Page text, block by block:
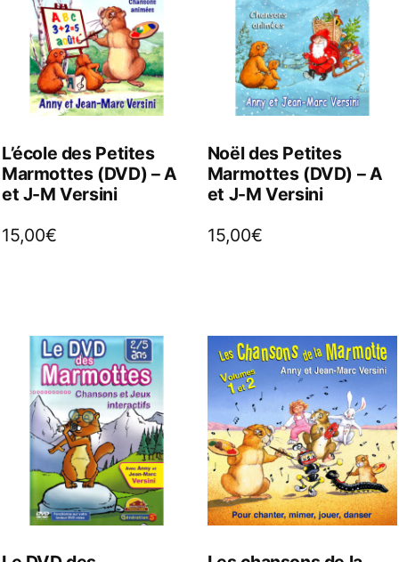
L’école des Petites
Marmottes (DVD) – A
et J-M Versini
15,00€
Noël des Petites
Marmottes (DVD) – A
et J-M Versini
15,00€